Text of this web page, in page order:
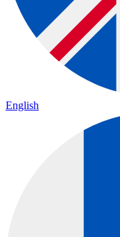
English